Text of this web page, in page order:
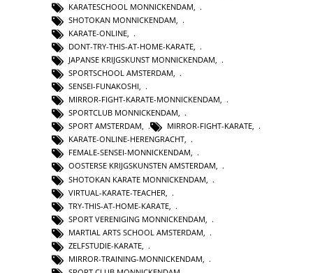
KARATESCHOOL MONNICKENDAM
SHOTOKAN MONNICKENDAM
KARATE-ONLINE
DONT-TRY-THIS-AT-HOME-KARATE
JAPANSE KRIJGSKUNST MONNICKENDAM
SPORTSCHOOL AMSTERDAM,
SENSEI-FUNAKOSHI,
MIRROR-FIGHT-KARATE-MONNICKENDAM,
SPORTCLUB MONNICKENDAM,
SPORT AMSTERDAM, MIRROR-FIGHT-KARATE,
KARATE-ONLINE-HERENGRACHT,
FEMALE-SENSEI-MONNICKENDAM,
OOSTERSE KRIJGSKUNSTEN AMSTERDAM,
SHOTOKAN KARATE MONNICKENDAM
VIRTUAL-KARATE-TEACHER
TRY-THIS-AT-HOME-KARATE
SPORT VERENIGING MONNICKENDAM
MARTIAL ARTS SCHOOL AMSTERDAM
ZELFSTUDIE-KARATE
MIRROR-TRAINING-MONNICKENDAM